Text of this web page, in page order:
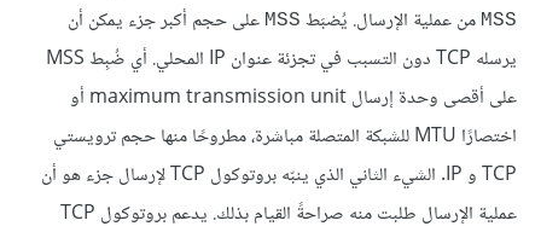
MSS من عملية الإرسال. يُضبَط MSS على حجم أكبر جزء يمكن أن
يرسله TCP دون التسبب في تجزئة عنوان IP المحلي. أي ضُبِط MSS
على أقصى وحدة إرسال maximum transmission unit أو
اختصارًا MTU للشبكة المتصلة مباشرة، مطروحًا منها حجم ترويستي
TCP و IP. الشيء الثاني الذي ينبّه بروتوكول TCP لإرسال جزء هو أن
عملية الإرسال طلبت منه صراحةً القيام بذلك. يدعم بروتوكول TCP